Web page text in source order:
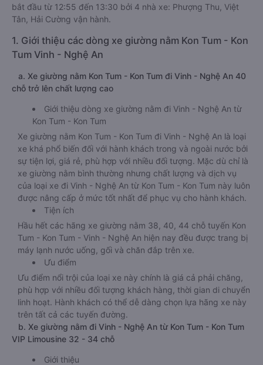
bắt đầu từ 12:55 đến 13:30 bởi 4 nhà xe: Phượng Thu, Việt
Tân, Hải Cường vận hành.
1. Giới thiệu các dòng xe giường nằm Kon Tum - Kon
Tum Vinh - Nghệ An
a. Xe giường nằm Kon Tum - Kon Tum đi Vinh - Nghệ An 40
chỗ trở lên chất lượng cao
Giới thiệu dòng xe giường nằm đi Vinh - Nghệ An từ
Kon Tum - Kon Tum
Xe giường nằm Kon Tum - Kon Tum đi Vinh - Nghệ An là loại
xe khá phổ biến đối với hành khách trong và ngoài nước bởi
sự tiện lợi, giá rẻ, phù hợp với nhiều đối tượng. Mặc dù chỉ là
xe giường nằm bình thường nhưng chất lượng và dịch vụ
của loại xe đi Vinh - Nghệ An từ Kon Tum - Kon Tum này luôn
được nâng cấp ở mức tốt nhất để phục vụ cho hành khách.
Tiện ích
Hầu hết các hãng xe giường nằm 38, 40, 44 chỗ tuyến Kon
Tum - Kon Tum - Vinh - Nghệ An hiện nay đều được trang bị
máy lạnh nước uống, gối và chăn đắp trên xe.
Ưu điểm
Ưu điểm nổi trội của loại xe này chính là giá cả phải chăng,
phù hợp với nhiều đối tượng khách hàng, thời gian di chuyển
linh hoạt. Hành khách có thể dễ dàng chọn lựa hãng xe này
trên tất cả các tuyến đường.
b. Xe giường nằm đi Vinh - Nghệ An từ Kon Tum - Kon Tum
VIP Limousine 32 - 34 chỗ
Giới thiệu